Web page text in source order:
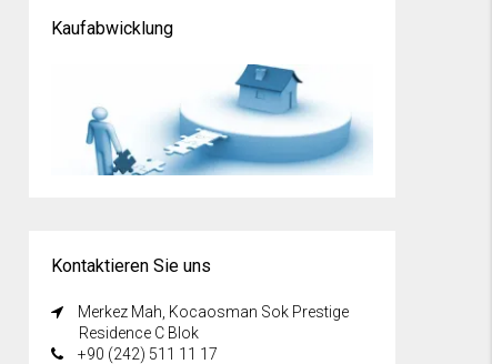
Kaufabwicklung
Kontaktieren Sie uns
Merkez Mah, Kocaosman Sok Prestige
Residence C Blok
+90 (242) 511 11 17